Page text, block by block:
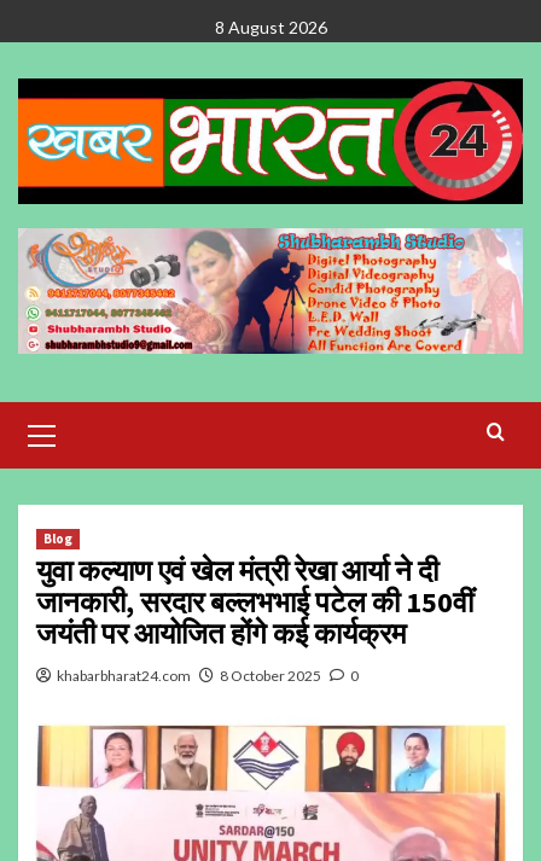
to
content
8 August 2026
Menu
Blog
युवा कल्याण एवं खेल मंत्री रेखा आर्या ने दी
जानकारी, सरदार बल्लभभाई पटेल की 150वीं
जयंती पर आयोजित होंगे कई कार्यक्रम
khabarbharat24.com 8 October 2025 0